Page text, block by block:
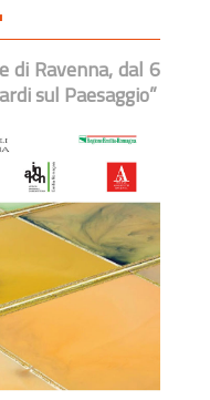
di Ravenna, dal 6
sul Paesaggio”